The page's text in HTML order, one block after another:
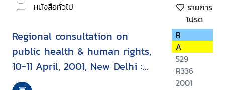
หนังสือทั่วไป
รายการ
โปรด
Regional consultation on
public health & human rights,
10-11 April, 2001, New Delhi :
report & recommendation
R
A
529
R336
2001